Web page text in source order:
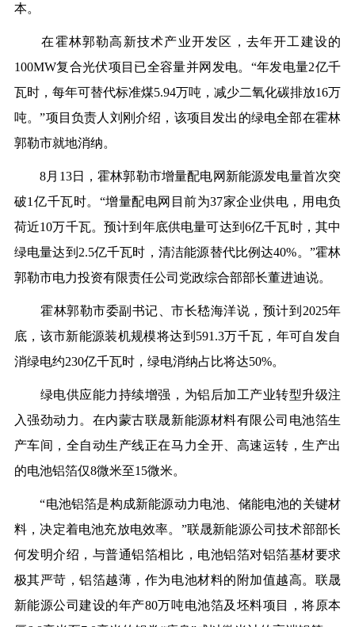
本。
在霍林郭勒高新技术产业开发区，去年开工建设的
100MW复合光伏项目已全容量并网发电。“年发电量2亿千
瓦时，每年可替代标准煤5.94万吨，减少二氧化碳排放16万
吨。”项目负责人刘刚介绍，该项目发出的绿电全部在霍林
郭勒市就地消纳。
8月13日，霍林郭勒市增量配电网新能源发电量首次突
破1亿千瓦时。“增量配电网目前为37家企业供电，用电负
荷近10万千瓦。预计到年底供电量可达到6亿千瓦时，其中
绿电量达到2.5亿千瓦时，清洁能源替代比例达40%。”霍林
郭勒市电力投资有限责任公司党政综合部部长董进迪说。
霍林郭勒市委副书记、市长嵇海洋说，预计到2025年
底，该市新能源装机规模将达到591.3万千瓦，年可自发自
消绿电约230亿千瓦时，绿电消纳占比将达50%。
绿电供应能力持续增强，为铝后加工产业转型升级注
入强劲动力。在内蒙古联晟新能源材料有限公司电池箔生
产车间，全自动生产线正在马力全开、高速运转，生产出
的电池铝箔仅8微米至15微米。
“电池铝箔是构成新能源动力电池、储能电池的关键材
料，决定着电池充放电效率。”联晟新能源公司技术部部长
何发明介绍，与普通铝箔相比，电池铝箔对铝箔基材要求
极其严苛，铝箔越薄，作为电池材料的附加值越高。联晟
新能源公司建设的年产80万吨电池箔及坯料项目，将原本